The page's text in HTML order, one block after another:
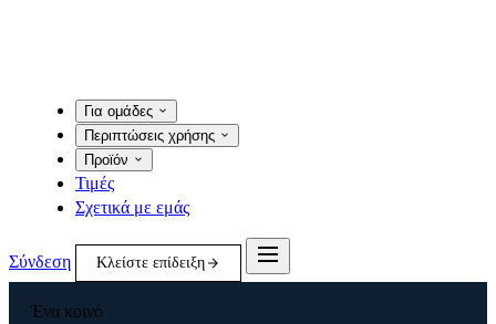
Για ομάδες
Περιπτώσεις χρήσης
Προϊόν
Τιμές
Σχετικά με εμάς
Σύνδεση Κλείστε επίδειξη
Ένα κοινό